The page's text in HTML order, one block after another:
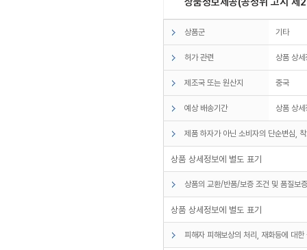
상품군 기타
허가 관련 상품 상
제조국 또는 원산지 중국
예상 배송기간 상품 상
제품 하자가 아닌 소비자의 단순변심,
상품 상세정보에 별도 표기
상품의 교환/반품/보증 조건 및 품질보
상품 상세정보에 별도 표기
피해자 피해보상의 처리, 재화등에 대